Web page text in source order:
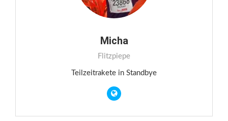
Micha
Flitzpiepe
Teilzeitrakete in Standbye